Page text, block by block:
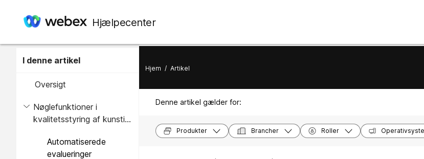
Hjælpecenter
I denne artikel
Oversigt
Nøglefunktioner i
kvalitetsstyring af kunstig
Automatiserede
evalueringer
Hjem / Artikel
Denne artikel gælder for:
Produkter Brancher Roller